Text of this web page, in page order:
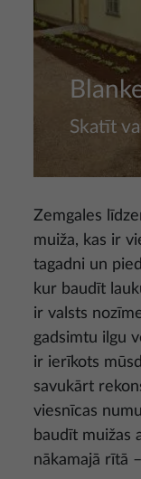
Skatīt
Zemgales
muiža, kas ir
tagadni un
kur baudīt
ir valsts
gadsimtu ilgu
ir ierīkots
savukārt
viesnīcas
baudīt muižas
nākamajā rītā